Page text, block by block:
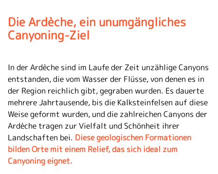
Die Ardèche, ein unumgängliches
Canyoning-Ziel
In der Ardèche sind im Laufe der Zeit unzählige Canyons
entstanden, die vom Wasser der Flüsse, von denen es in
der Region reichlich gibt, gegraben wurden. Es dauerte
mehrere Jahrtausende, bis die Kalksteinfelsen auf diese
Weise geformt wurden, und die zahlreichen Canyons der
Ardèche tragen zur Vielfalt und Schönheit ihrer
Landschaften bei. Diese geologischen Formationen
bilden Orte mit einem Relief, das sich ideal zum
Canyoning eignet.